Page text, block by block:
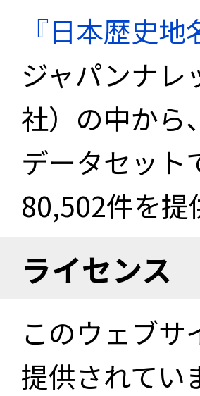
『日本歴史
ジャパンナレ
社）の中から
データセット
80,502件を提
ライセンス
このウェブサ
提供されてい